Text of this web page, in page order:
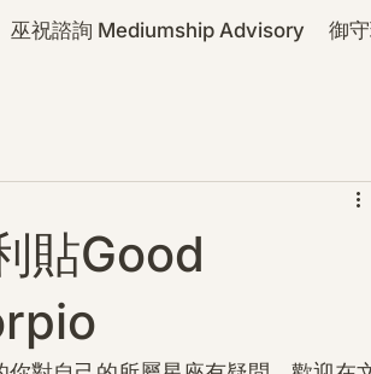
巫祝諮詢 Mediumship Advisory 御
貼Good